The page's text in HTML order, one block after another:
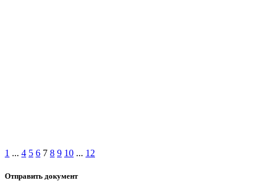
1 ... 4 5 6 7 8 9 10 ... 12
Отправить документ